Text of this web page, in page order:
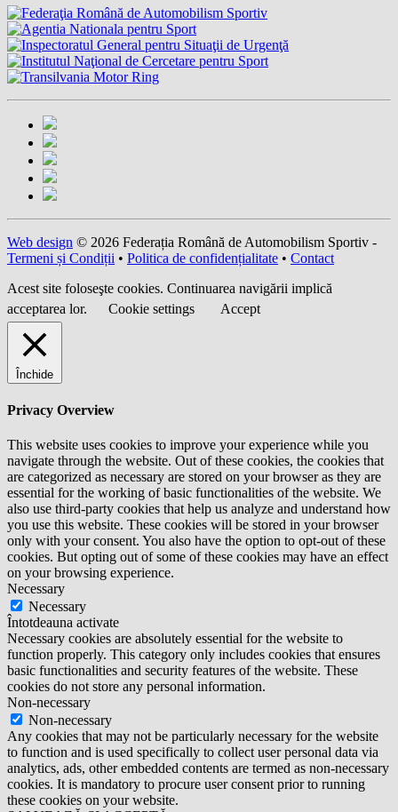
Web design © 2026 Federația Română de Automobilism Sportiv -
Termeni și Condiții • Politica de confidențialitate • Contact
Acest site foloseşte cookies. Continuarea navigării implică
acceptarea lor.
Cookie settings Accept
Închide
Privacy Overview
This website uses cookies to improve your experience while you
navigate through the website. Out of these cookies, the cookies that
are categorized as necessary are stored on your browser as they are
essential for the working of basic functionalities of the website. We
also use third-party cookies that help us analyze and understand how
you use this website. These cookies will be stored in your browser
only with your consent. You also have the option to opt-out of these
cookies. But opting out of some of these cookies may have an effect
on your browsing experience.
Necessary
Necessary
Întotdeauna activate
Necessary cookies are absolutely essential for the website to
function properly. This category only includes cookies that ensures
basic functionalities and security features of the website. These
cookies do not store any personal information.
Non-necessary
Non-necessary
Any cookies that may not be particularly necessary for the website
to function and is used specifically to collect user personal data via
analytics, ads, other embedded contents are termed as non-necessary
cookies. It is mandatory to procure user consent prior to running
these cookies on your website.